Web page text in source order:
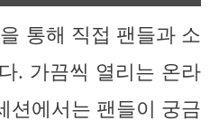
통해 직접 팬들과 소
. 가끔씩 열리는 온라
션에서는 팬들이 궁금